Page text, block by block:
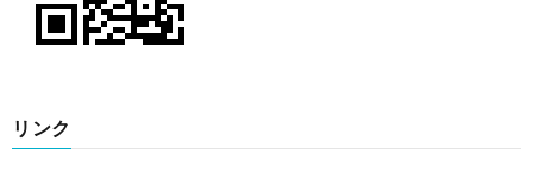
リンク